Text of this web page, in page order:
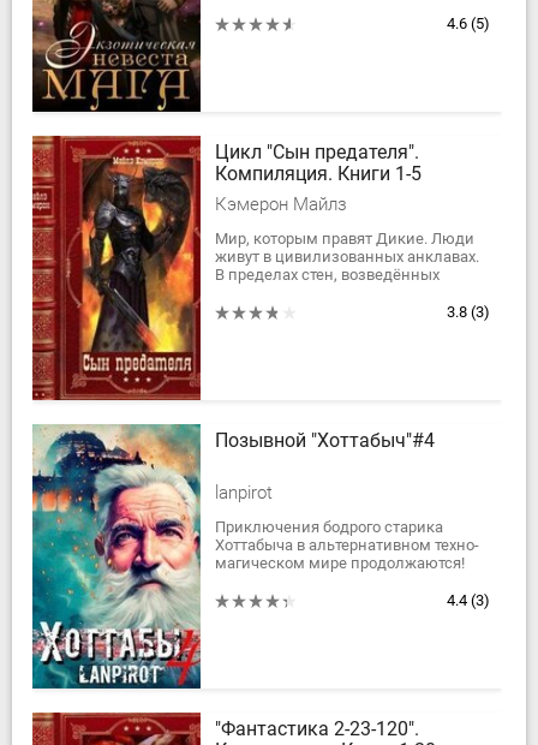
погрязшей в семейных тайнах,
4.6 (5)
Цикл "Сын предателя".
Компиляция. Книги 1-5
Кэмерон Майлз
Мир, которым правят Дикие. Люди
живут в цивилизованных анклавах.
В пределах стен, возведённых
спокойствие, разбавляемое
3.8 (3)
Позывной "Хоттабыч"#4
lanpirot
Приключения бодрого старика
Хоттабыча в альтернативном техно-
магическом мире продолжаются!
столица Вековечного Рейха. И,
4.4 (3)
"Фантастика 2-23-120".